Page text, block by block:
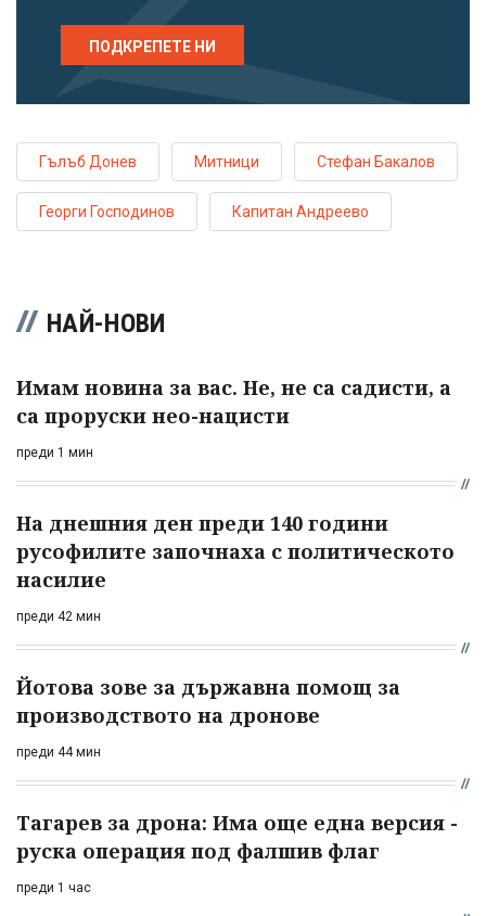
ПОДКРЕПЕТЕ НИ
Гълъб Донев Митници Стефан Бакалов
Георги Господинов Капитан Андреево
НАЙ-НОВИ
Имам новина за вас. Не, не са садисти, а
са проруски нео-нацисти
преди 1 мин
На днешния ден преди 140 години
русофилите започнаха с политическото
насилие
преди 42 мин
Йотова зове за държавна помощ за
производството на дронове
преди 44 мин
Тагарев за дрона: Има още една версия -
руска операция под фалшив флаг
преди 1 час